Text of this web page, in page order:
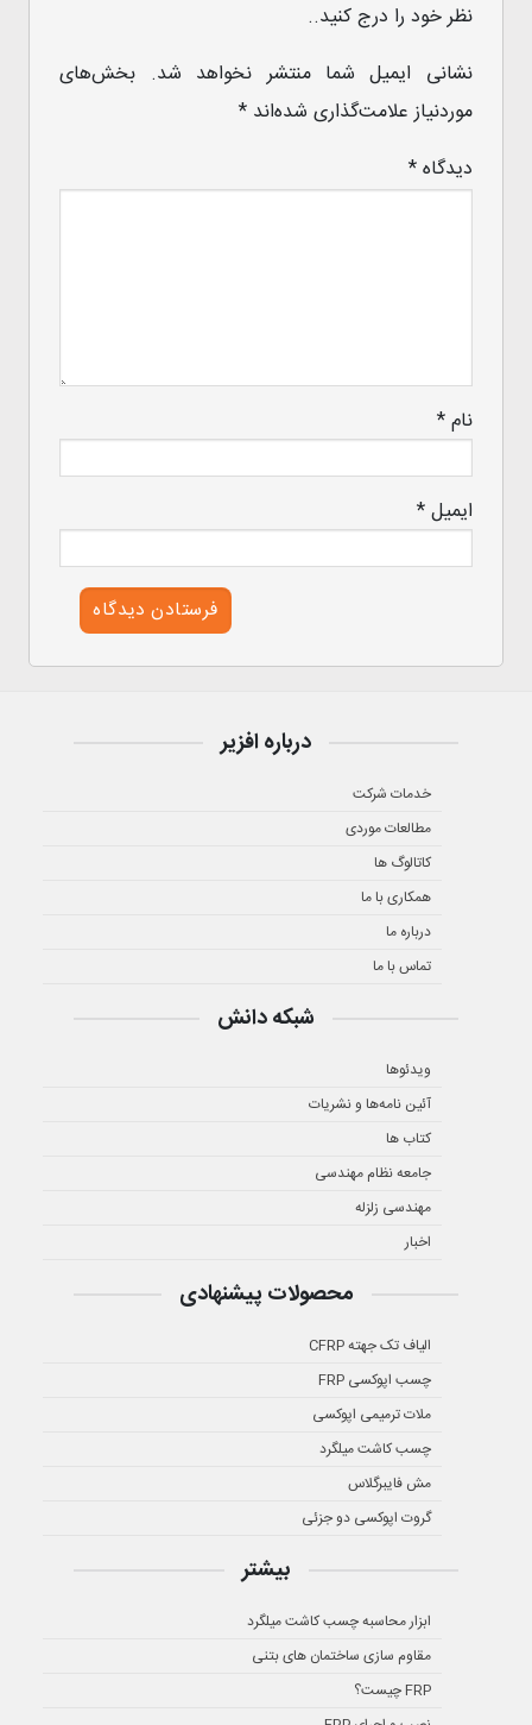
نظر خود را درج کنید..
نشانی ایمیل شما منتشر نخواهد شد. بخش‌های
موردنیاز علامت‌گذاری شده‌اند*
دیدگاه*
نام*
ایمیل*
درباره افزیر
خدمات شرکت
مطالعات موردی
کاتالوگ ها
همکاری با ما
درباره ما
تماس با ما
شبکه دانش
ویدئوها
آئین نامه‌ها و نشریات
کتاب ها
جامعه نظام مهندسی
مهندسی زلزله
اخبار
محصولات پیشنهادی
الیاف تک جهته CFRP
چسب اپوکسی FRP
ملات ترمیمی اپوکسی
چسب کاشت میلگرد
مش فایبرگلاس
گروت اپوکسی دو جزئی
بیشتر
ابزار محاسبه چسب کاشت میلگرد
مقاوم سازی ساختمان های بتنی
FRP چیست؟